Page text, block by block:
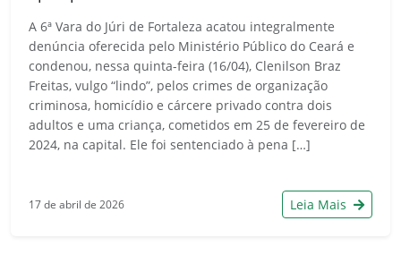
A 6ª Vara do Júri de Fortaleza acatou integralmente
denúncia oferecida pelo Ministério Público do Ceará e
condenou, nessa quinta-feira (16/04), Clenilson Braz
Freitas, vulgo “lindo”, pelos crimes de organização
criminosa, homicídio e cárcere privado contra dois
adultos e uma criança, cometidos em 25 de fevereiro de
2024, na capital. Ele foi sentenciado à pena […]
17 de abril de 2026 Leia Mais